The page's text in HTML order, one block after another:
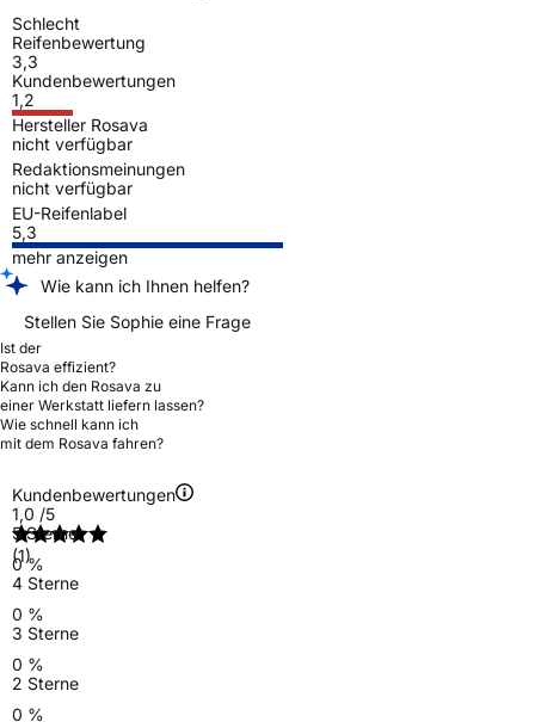
Schlecht
Reifenbewertung
3,3
Kundenbewertungen
1,2
Hersteller Rosava
nicht verfügbar
Redaktionsmeinungen
nicht verfügbar
EU-Reifenlabel
5,3
mehr anzeigen
Wie kann ich Ihnen helfen?
Stellen Sie Sophie eine Frage
Ist der
Rosava effizient?
Kann ich den Rosava zu
einer Werkstatt liefern lassen?
Wie schnell kann ich
mit dem Rosava fahren?
Kundenbewertungen
1,0 /5
(1)
5 Sterne
0 %
4 Sterne
0 %
3 Sterne
0 %
2 Sterne
0 %